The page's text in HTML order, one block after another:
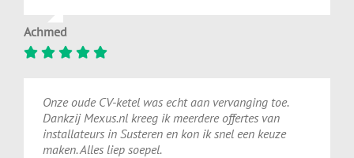
Achmed
Onze oude CV-ketel was echt aan vervanging toe.
Dankzij Mexus.nl kreeg ik meerdere offertes van
installateurs in Susteren en kon ik snel een keuze
maken. Alles liep soepel.